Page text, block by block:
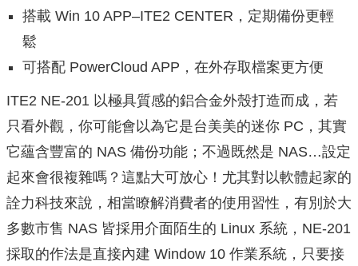
搭載 Win 10 APP–ITE2 CENTER，定期備份更輕
鬆
可搭配 PowerCloud APP，在外存取檔案更方便
ITE2 NE-201 以極具質感的鋁合金外殼打造而成，若
只看外觀，你可能會以為它是台美美的迷你 PC，其實
它蘊含豐富的 NAS 備份功能；不過既然是 NAS…設定
起來會很複雜嗎？這點大可放心！尤其對以軟體起家的
詮力科技來說，相當瞭解消費者的使用習性，有別於大
多數市售 NAS 皆採用介面陌生的 Linux 系統，NE-201
採取的作法是直接內建 Window 10 作業系統，只要接